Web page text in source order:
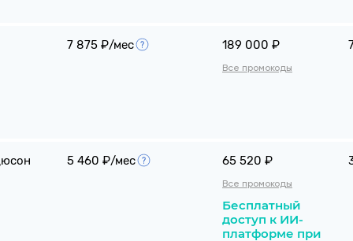
7 875 ₽/мес 189 000 ₽
Все промокоды
5 460 ₽/мес 65 520 ₽
Все промокоды
Бесплатный
доступ к ИИ-
платформе при